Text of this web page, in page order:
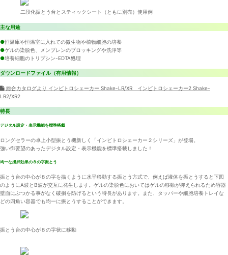
二段化振とう台とスティックシート（ともに別売）使用例
主な用途
●恒温庫や恒温室に入れての微生物や植物細胞の培養
●ゲルの染脱色、メンブレンのブロッキングや洗浄等
●培養細胞のトリプシン-EDTA処理
ダウンロードファイル（有用情報）
総合カタログより インビトロシェーカー Shake-LR/XR インビトロシェーカー2 Shake-
LR2/XR2
特長
デジタル設定・表示機能を標準搭載
ロングセラーの卓上小型振とう機新しく「インビトロシェーカー２シリーズ」が登場。
強い御要望のあったデジタル設定・表示機能を標準搭載しました！
均一な撹拌効果の８の字振とう
振とう台の中心が８の字を描くように水平移動する振とう方式で、例えば液体を振とうすると下図
のようにA波とB波が交互に発生します。ゲルの染脱色においてはゲルの移動が抑えられるため容器
壁面にぶつかる事がなく破損を防げるという特長があります。また、タッパーや細胞培養トレイな
どの四角い容器でも均一に振とうすることができます。
振とう台の中心が８の字状に移動